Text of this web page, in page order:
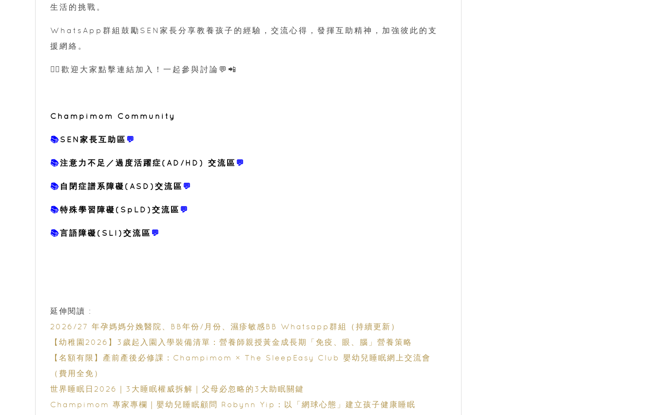
生活的挑戰。
WhatsApp群組鼓勵SEN家長分享教養孩子的經驗，交流心得，發揮互助精神，加強彼此的支
援網絡。
👇🏼歡迎大家點擊連結加入！一起參與討論💬📲
Champimom Community
📚SEN家長互助區 💬
📚注意力不足／過度活躍症(AD/HD) 交流區 💬
📚 自閉症譜系障礙(ASD)交流區 💬
📚特殊學習障礙(SpLD)交流區 💬
📚言語障礙(SLI)交流區 💬
延伸閱讀 :
2026/27 年孕媽媽分娩醫院、BB年份/月份、濕疹敏感BB Whatsapp群組（持續更新）
【幼稚園2026】3歲起入園入學裝備清單：營養師親授黃金成長期「免疫、眼、腦」營養策略
【名額有限】產前產後必修課：Champimom × The SleepEasy Club 嬰幼兒睡眠網上交流會
（費用全免）
世界睡眠日2026｜3大睡眠權威拆解｜父母必忽略的3大助眠關鍵
Champimom 專家專欄｜嬰幼兒睡眠顧問 Robynn Yip：以「網球心態」建立孩子健康睡眠